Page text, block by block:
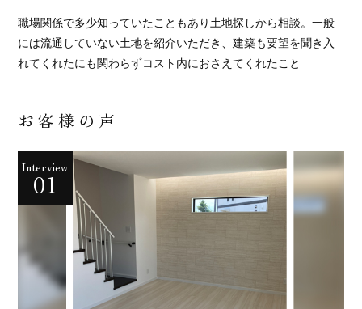
職場関係で多少知っていたこともあり土地探しから相談。一般
には流通していない土地を紹介いただき、建築も要望を聞き入
れてくれたにも関わらずコスト内におさえてくれたこと
お客様の声
Interview
01